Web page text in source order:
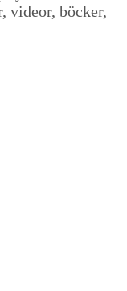
videor, böcker,